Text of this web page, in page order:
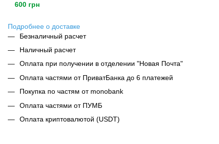
600 грн
Подробнее о доставке
Безналичный расчет
Наличный расчет
Оплата при получении в отделении "Новая Почта"
Оплата частями от ПриватБанка до 6 платежей
Покупка по частям от monobank
Оплата частями от ПУМБ
Оплата криптовалютой (USDT)